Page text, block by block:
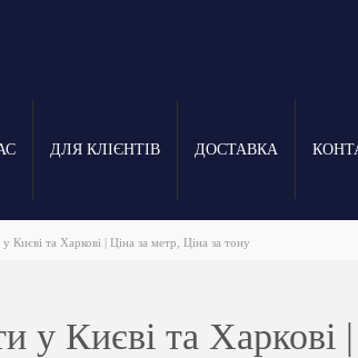
ДЛЯ КЛІЄНТІВ ДОСТАВКА
та Харкові | Ціна за метр, Ціна за тону
у Києві та Харкові